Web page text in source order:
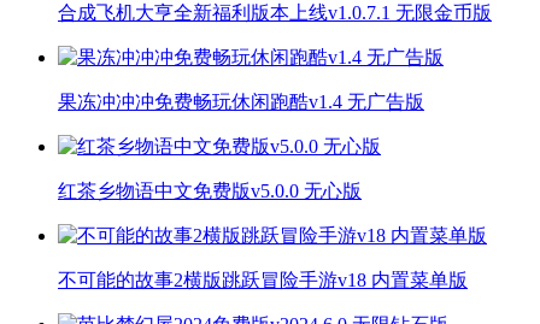
合成飞机大亨全新福利版本上线v1.0.7.1 无限金币版
果冻冲冲冲免费畅玩休闲跑酷v1.4 无广告版
红茶乡物语中文免费版v5.0.0 无心版
不可能的故事2横版跳跃冒险手游v18 内置菜单版